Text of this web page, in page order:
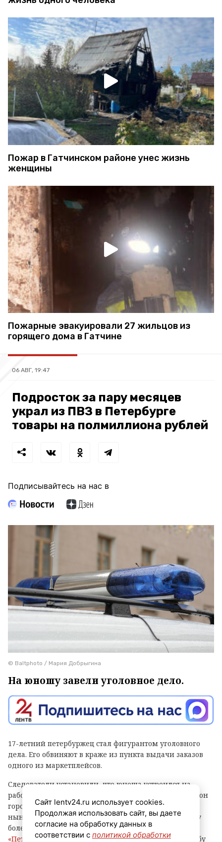
Пожар в Гатчинском районе унес жизнь
женщины
Пожарные эвакуировали 27 жильцов из
горящего дома в Гатчине
06 АВГ, 19:47
Подросток за пару месяцев
украл из ПВЗ в Петербурге
товары на полмиллиона рублей
Подписывайтесь на нас в
© Baltphoto / Мария Добрыгина
На юношу завели уголовное дело.
17-летний петербуржец стал фигурантом уголовного
дела. Его обвиняют в краже из пункта выдачи заказов
одного из маркетплейсов.
Следователи установили, что юноша устроился на
работу в ПВЗ на Софийской улице (Фрунзенский район
города) и с ноября прошлого года по февраль
нынешнего украл оттуда различные вещи и технику
более чем на 500 тысяч рублей, сообщает
«Петербургский дневник»со ссылкой на пресс-службу
Сайт lentv24.ru использует cookies.
Продолжая использовать сайт, вы даете
согласие на обработку данных в
соответствии с политикой обработки